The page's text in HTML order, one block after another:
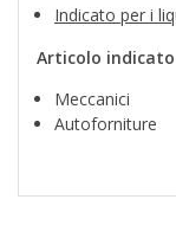
Indicato per i
Articolo
Meccanici
Autoforniture